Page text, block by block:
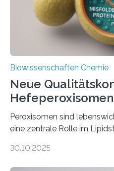
Biowissenschaften Chemie
Neue
Peroxisomen sind
eine zentrale Rolle im
erfüllen können, müssen
30.10.2025